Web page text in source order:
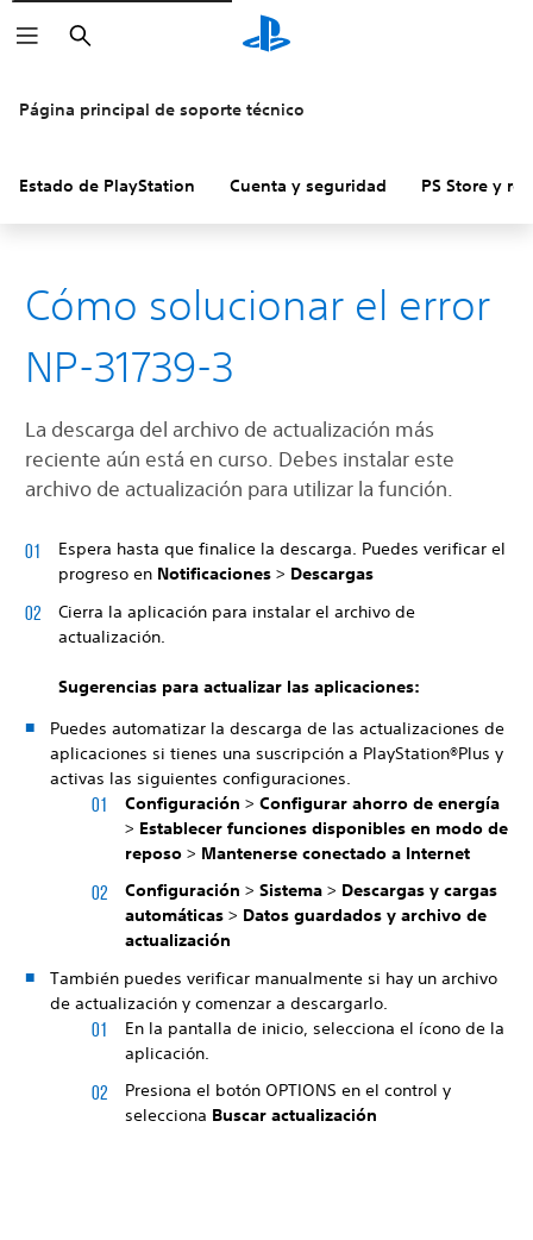
Buscar
Página principal de soporte técnico
Estado de PlayStation Cuenta y seguridad PS Store y
Cómo solucionar el error
NP-31739-3
La descarga del archivo de actualización más
reciente aún está en curso. Debes instalar este
archivo de actualización para utilizar la función.
Espera hasta que finalice la descarga. Puedes verificar el
progreso en Notificaciones > Descargas
Cierra la aplicación para instalar el archivo de
actualización.
Sugerencias para actualizar las aplicaciones:
Puedes automatizar la descarga de las actualizaciones de
aplicaciones si tienes una suscripción a PlayStation®Plus y
activas las siguientes configuraciones.
Configuración > Configurar ahorro de energía
> Establecer funciones disponibles en modo de
reposo > Mantenerse conectado a Internet
Configuración > Sistema > Descargas y cargas
automáticas > Datos guardados y archivo de
actualización
También puedes verificar manualmente si hay un archivo
de actualización y comenzar a descargarlo.
En la pantalla de inicio, selecciona el ícono de la
aplicación.
Presiona el botón OPTIONS en el control y
selecciona Buscar actualización